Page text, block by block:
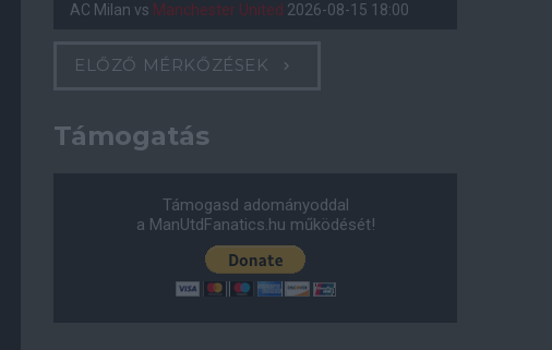
AC Milan vs Manchester United 2026-08-15 18:00
ELŐZŐ MÉRKŐZÉSEK
Támogatás
Támogasd adományoddal
a ManUtdFanatics.hu működését!